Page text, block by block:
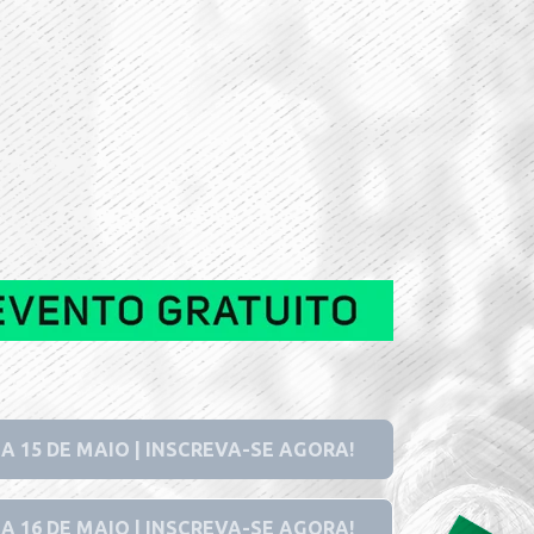
15 DE MAIO | INSCREVA-SE AGORA!
16 DE MAIO | INSCREVA-SE AGORA!